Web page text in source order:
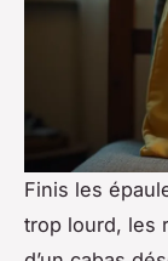
Finis les
trop lourd, les